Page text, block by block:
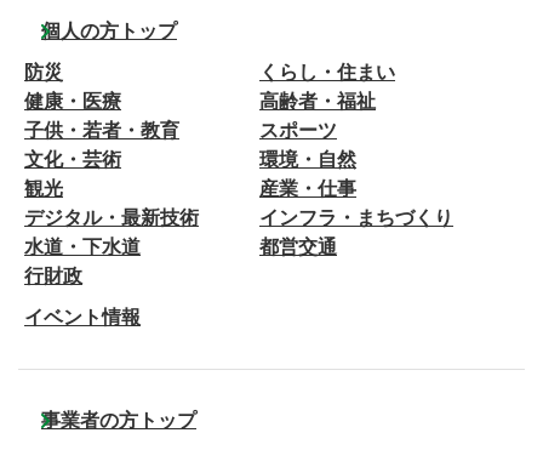
個人の方トップ
防災
くらし・住まい
健康・医療
高齢者・福祉
子供・若者・教育
スポーツ
文化・芸術
環境・自然
観光
産業・仕事
デジタル・最新技術
インフラ・まちづくり
水道・下水道
都営交通
行財政
イベント情報
事業者の方トップ